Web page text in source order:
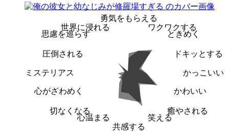
勇気をもらえる
ワクワクする
ときめく
ドキッとする
かっこいい
かわいい
癒やされる
笑える
共感する
心温まる
切なくなる
心がざわめく
ミステリアス
圧倒される
思慮を巡らす
世界に浸れる